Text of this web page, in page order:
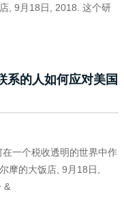
, 9月18日, 2018. 这个研
系的人如何应对美国
一个税收透明的世界中作
摩的大饭店, 9月18日,
&